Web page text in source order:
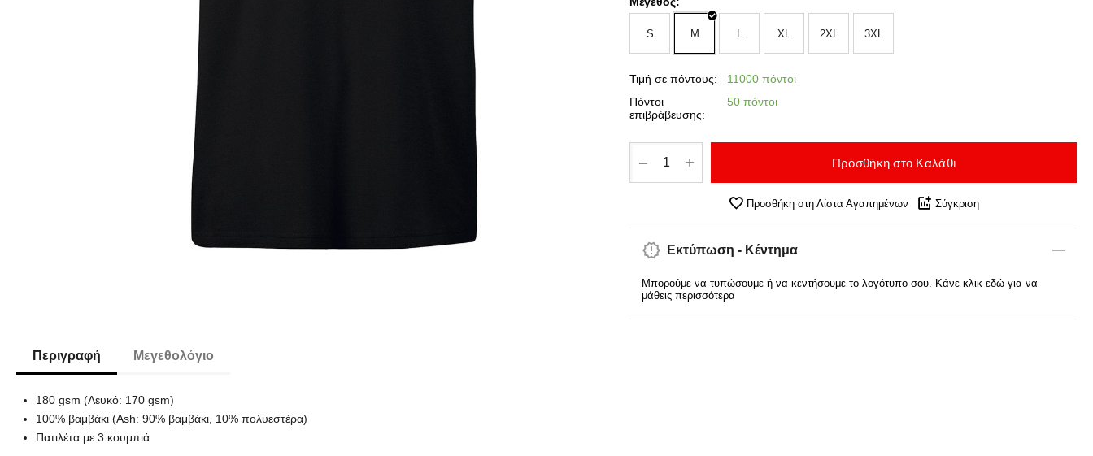
S M L XL 2XL 3XL
Τιμή σε πόντους:
11000 πόντοι
Πόντοι
επιβράβευσης:
50 πόντοι
+
− Προσθήκη στο Καλάθι
Προσθήκη στη Λίστα Αγαπημένων Σύγκριση
Εκτύπωση - Κέντημα
Μπορούμε να τυπώσουμε ή να κεντήσουμε το λογότυπο σου. Κάνε κλικ εδώ για να
μάθεις περισσότερα
Περιγραφή Μεγεθολόγιο
180 gsm (Λευκό: 170 gsm)
100% βαμβάκι (Ash: 90% βαμβάκι, 10% πολυεστέρα)
Πατιλέτα με 3 κουμπιά